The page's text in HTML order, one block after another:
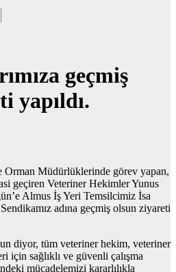
geçmiş
yapıldı.
Orman Müdürlüklerinde görev yapan,
geçiren Veteriner Hekimler Yunus
Almus İş Yeri Temsilcimiz İsa
adına geçmiş olsun ziyareti
diyor, tüm veteriner hekim, veteriner
için sağlıklı ve güvenli çalışma
mücadelemizi kararlılıkla